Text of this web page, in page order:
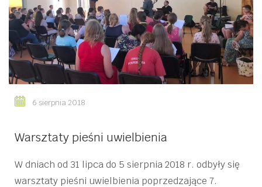
6 sierpnia 2018
Warsztaty pieśni uwielbienia
W dniach od 31 lipca do 5 sierpnia 2018 r. odbyły się
warsztaty pieśni uwielbienia poprzedzające 7.